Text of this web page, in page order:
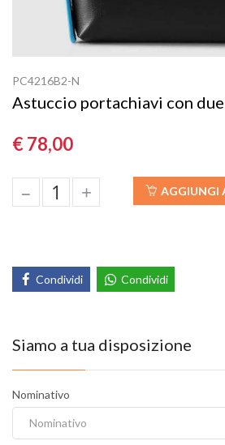
PC4216B2-N
Astuccio portachiavi con
€ 78,00
– + AGGIUNGI
Condividi Condividi
Siamo a tua disposizione
Nominativo